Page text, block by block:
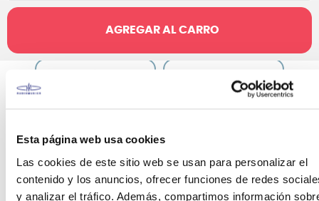
Esta página web usa cookies
Las cookies de este sitio web se usan para personalizar el
contenido y los anuncios, ofrecer funciones de redes
y analizar el tráfico. Además, compartimos información
AGREGAR AL CARRO
Canales de venta y asesoría
+51 977 624 112